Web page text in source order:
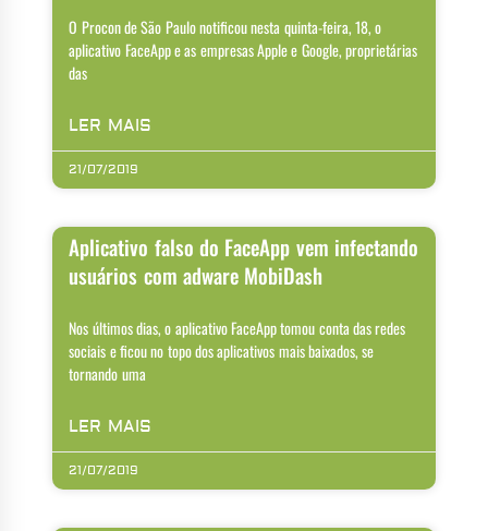
O Procon de São Paulo notificou nesta quinta-feira, 18, o
aplicativo FaceApp e as empresas Apple e Google, proprietárias
das
LER MAIS
21/07/2019
Aplicativo falso do FaceApp vem infectando
usuários com adware MobiDash
Nos últimos dias, o aplicativo FaceApp tomou conta das redes
sociais e ficou no topo dos aplicativos mais baixados, se
tornando uma
LER MAIS
21/07/2019